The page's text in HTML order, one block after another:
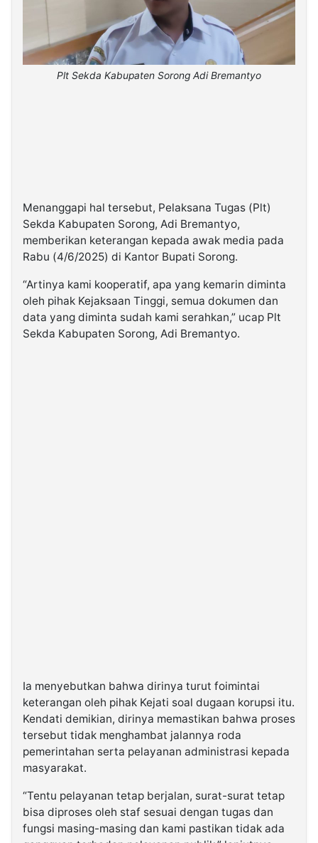
Plt Sekda Kabupaten Sorong Adi Bremantyo
Menanggapi hal tersebut, Pelaksana Tugas (Plt)
Sekda Kabupaten Sorong, Adi Bremantyo,
memberikan keterangan kepada awak media pada
Rabu (4/6/2025) di Kantor Bupati Sorong.
“Artinya kami kooperatif, apa yang kemarin diminta
oleh pihak Kejaksaan Tinggi, semua dokumen dan
data yang diminta sudah kami serahkan,” ucap Plt
Sekda Kabupaten Sorong, Adi Bremantyo.
Ia menyebutkan bahwa dirinya turut foimintai
keterangan oleh pihak Kejati soal dugaan korupsi itu.
Kendati demikian, dirinya memastikan bahwa proses
tersebut tidak menghambat jalannya roda
pemerintahan serta pelayanan administrasi kepada
masyarakat.
“Tentu pelayanan tetap berjalan, surat-surat tetap
bisa diproses oleh staf sesuai dengan tugas dan
fungsi masing-masing dan kami pastikan tidak ada